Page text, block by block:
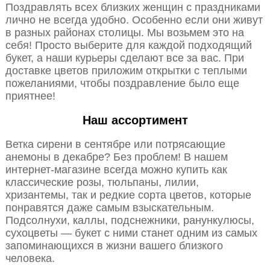
Поздравлять всех близких женщин с праздниками
лично не всегда удобно. Особенно если они живут
в разных районах столицы. Мы возьмем это на
себя! Просто выберите для каждой подходящий
букет, а наши курьеры сделают все за вас. При
доставке цветов приложим открытки с теплыми
пожеланиями, чтобы поздравление было еще
приятнее!
Наш ассортимент
Ветка сирени в сентябре или потрясающие
анемоны в декабре? Без проблем! В нашем
интернет-магазине всегда можно купить как
классические розы, тюльпаны, лилии,
хризантемы, так и редкие сорта цветов, которые
понравятся даже самым взыскательным.
Подсолнухи, каллы, подснежники, ранункулюсы,
сухоцветы — букет с ними станет одним из самых
запоминающихся в жизни вашего близкого
человека.